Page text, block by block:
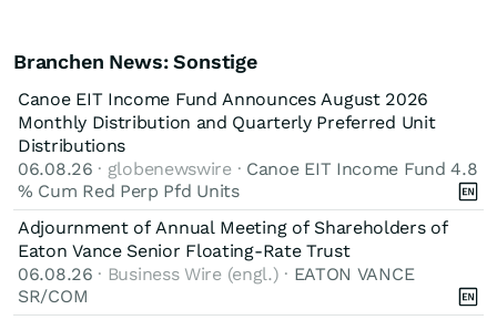
Branchen News: Sonstige
Canoe EIT Income Fund Announces August 2026
Monthly Distribution and Quarterly Preferred Unit
Distributions
06.08.26 · globenewswire · Canoe EIT Income Fund 4.8
% Cum Red Perp Pfd Units
Adjournment of Annual Meeting of Shareholders of
Eaton Vance Senior Floating-Rate Trust
06.08.26 · Business Wire (engl.) · EATON VANCE
SR/COM